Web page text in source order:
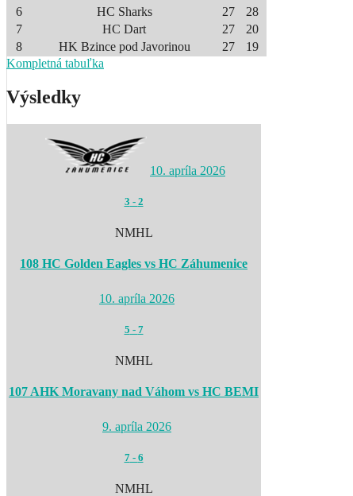
6
HC Sharks 27
28
7
HC Dart 27
20
8
HK Bzince pod Javorinou 27
19
Kompletná tabuľka
Výsledky
10. apríla 2026
3 - 2
NMHL
108 HC Golden Eagles vs HC Záhumenice
10. apríla 2026
5 - 7
NMHL
107 AHK Moravany nad Váhom vs HC BEMI
9. apríla 2026
7- 6
NMHL